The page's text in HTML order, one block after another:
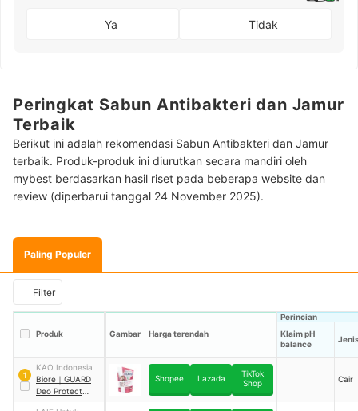
Ya Tidak
Peringkat Sabun Antibakteri dan Jamur
Terbaik
Berikut ini adalah rekomendasi Sabun Antibakteri dan Jamur
terbaik. Produk-produk ini diurutkan secara mandiri oleh
mybest berdasarkan hasil riset pada beberapa website dan
review (diperbarui tanggal 24 November 2025).
Paling Populer
Filter
Produk Gambar Harga terendah
Perincian
Klaim pH
balance
1
KAO Indonesia
Biore ｜ GUARD
Deo Protect
Shopee Lazada
TikTok
Shop
Cair